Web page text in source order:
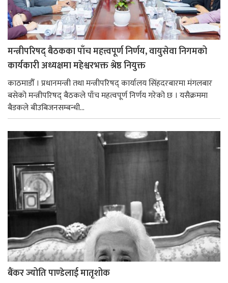
मन्त्रीपरिषद् बैठकका पाँच महत्त्वपूर्ण निर्णय, वायुसेवा निगमको
कार्यकारी अध्यक्षमा महेश्वरभक्त श्रेष्ठ नियुक्त
काठमाडौँ । प्रधानमन्त्री तथा मन्त्रीपरिषद् कार्यालय सिंहदरबारमा मंगलबार
बसेको मन्त्रीपरिषद् बैठकले पाँच महत्वपूर्ण निर्णय गरेको छ । यसैक्रममा
बैडकले बीउबिजनसम्बन्धी...
बैंकर ज्योति पाण्डेलाई मातृशोक